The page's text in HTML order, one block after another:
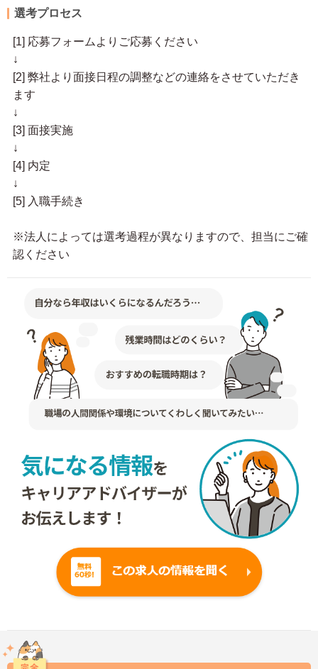
選考プロセス
[1] 応募フォームよりご応募ください
↓
[2] 弊社より面接日程の調整などの連絡をさせていただき
ます
↓
[3] 面接実施
↓
[4] 内定
↓
[5] 入職手続き
※法人によっては選考過程が異なりますので、担当にご確
認ください